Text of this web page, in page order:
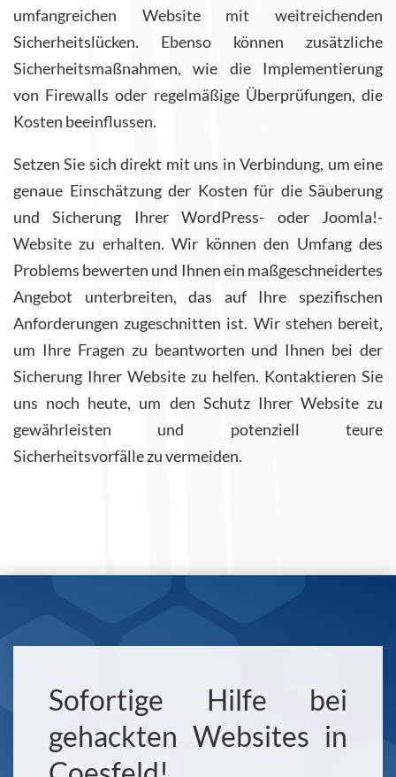
umfangreichen Website mit weitreichenden
Sicherheitslücken. Ebenso können zusätzliche
Sicherheitsmaßnahmen, wie die Implementierung
von Firewalls oder regelmäßige Überprüfungen, die
Kosten beeinflussen.
Setzen Sie sich direkt mit uns in Verbindung, um eine
genaue Einschätzung der Kosten für die Säuberung
und Sicherung Ihrer WordPress- oder Joomla!-
Website zu erhalten. Wir können den Umfang des
Problems bewerten und Ihnen ein maßgeschneidertes
Angebot unterbreiten, das auf Ihre spezifischen
Anforderungen zugeschnitten ist. Wir stehen bereit,
um Ihre Fragen zu beantworten und Ihnen bei der
Sicherung Ihrer Website zu helfen. Kontaktieren Sie
uns noch heute, um den Schutz Ihrer Website zu
gewährleisten und potenziell teure
Sicherheitsvorfälle zu vermeiden.
Sofortige Hilfe bei
gehackten Websites in